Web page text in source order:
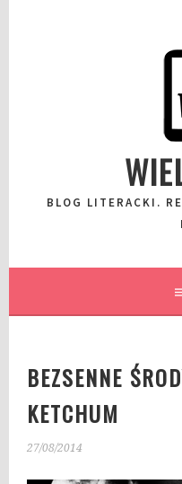
BLOG LITERACKI.
BEZSENNE
KETCHUM
27/08/2014